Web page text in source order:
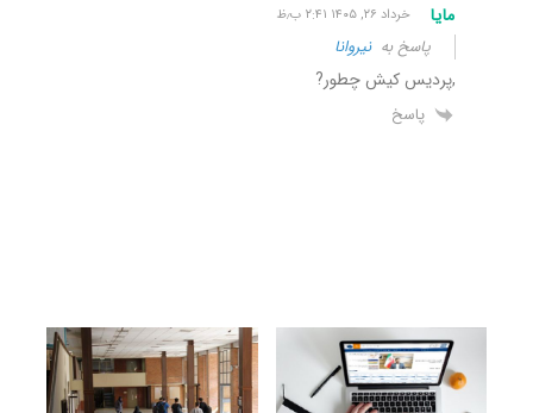
مایا خرداد ۲۶, ۱۴۰۵ ۲:۴۱ ب٫ظ
پاسخ بهنیروانا
,پردیس کیش چطور?
پاسخ